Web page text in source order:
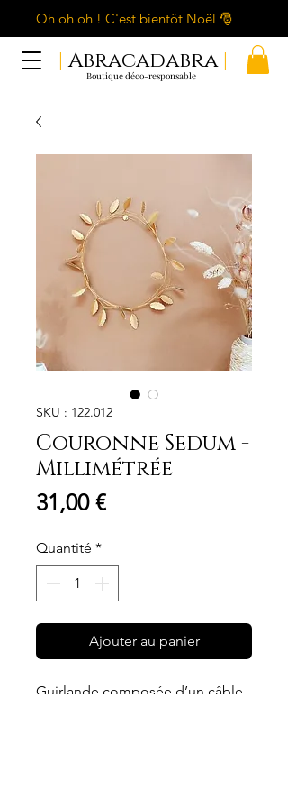
Oh oh oh ! C'est bientôt Noël 🎅
| Abracadabra |
Boutique déco-responsable
SKU : 122.012
Couronne Sedum -
Millimétrée
31,00 €Prix
Quantité *
Ajouter au panier
Guirlande composée d’un câble